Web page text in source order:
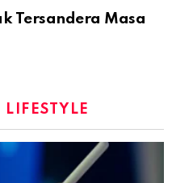
Tersandera Masa
LIFESTYLE